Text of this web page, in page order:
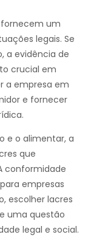
um
legais. Se
a evidência de
crucial em
a empresa em
e fornecer
e o alimentar, a
que
conformidade
empresas
escolher lacres
uma questão
legal e social.